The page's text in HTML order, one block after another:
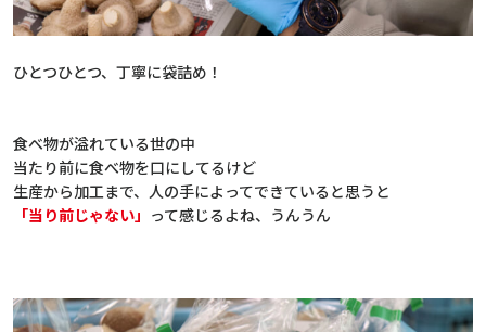
ひとつひとつ、丁寧に袋詰め！
食べ物が溢れている世の中
当たり前に食べ物を口にしてるけど
生産から加工まで、人の手によってできていると思うと
「当り前じゃない」 って感じるよね、うんうん